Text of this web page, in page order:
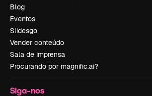
Blog
Eventos
Slidesgo
Vender conteúdo
Sala de imprensa
Procurando por magnific.ai?
Siga-nos